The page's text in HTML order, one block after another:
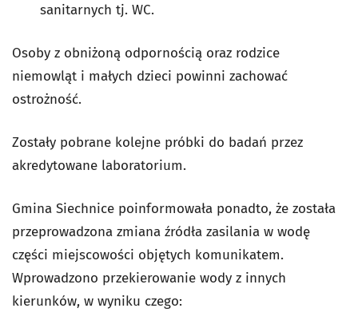
sanitarnych tj. WC.
Osoby z obniżoną odpornością oraz rodzice
niemowląt i małych dzieci powinni zachować
ostrożność.
Zostały pobrane kolejne próbki do badań przez
akredytowane laboratorium.
Gmina Siechnice poinformowała ponadto, że została
przeprowadzona zmiana źródła zasilania w wodę
części miejscowości objętych komunikatem.
Wprowadzono przekierowanie wody z innych
kierunków, w wyniku czego: